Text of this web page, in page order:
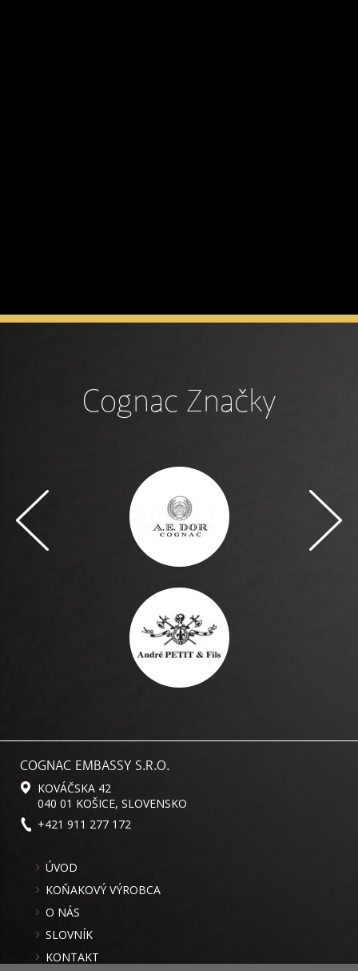
Cognac Značky
COGNAC EMBASSY S.R.O.
KOVÁČSKA 42
040 01 KOŠICE, SLOVENSKO
+421 911 277 172
ÚVOD
KOŇAKOVÝ VÝROBCA
O NÁS
SLOVNÍK
KONTAKT